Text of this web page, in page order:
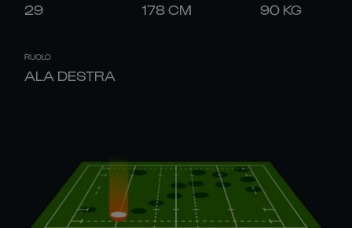
29 178CM 90 KG
RUOLO
ALA DESTRA